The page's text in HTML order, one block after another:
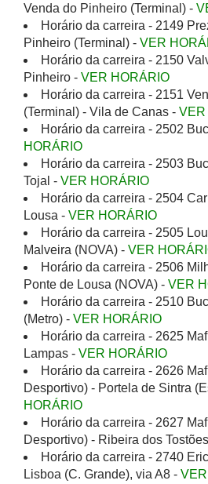
Venda do Pinheiro (Terminal) -
Horário da carreira - 2149
Pinheiro (Terminal) - VER
Horário da carreira - 2150
Pinheiro - VER HORÁRIO
Horário da carreira - 2151
(Terminal) - Vila de Canas - VER
Horário da carreira - 2502
HORÁRIO
Horário da carreira - 2503
Tojal - VER HORÁRIO
Horário da carreira - 2504
Lousa - VER HORÁRIO
Horário da carreira - 2505
Malveira (NOVA) - VER
Horário da carreira - 2506
Ponte de Lousa (NOVA) - VER
Horário da carreira - 2510
(Metro) - VER HORÁRIO
Horário da carreira - 2625
Lampas - VER HORÁRIO
Horário da carreira - 2626
Desportivo) - Portela de Sintra
HORÁRIO
Horário da carreira - 2627
Desportivo) - Ribeira dos
Horário da carreira - 2740
Lisboa (C. Grande), via A8 -